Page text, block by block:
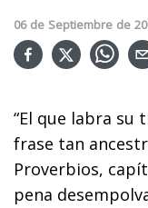
06 de Septiembre de
“El que labra su
frase tan
Proverbios,
pena